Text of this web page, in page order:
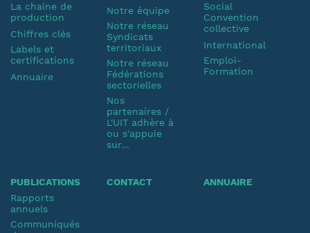
La chaine de
production
Chiffres clés
Labels et
certifications
Annuaire
Notre équipe
Notre réseau
Syndicats
territoriaux
Notre réseau
Fédérations
sectorielles
Nos
partenaires /
L'UIT adhère à
ou s'appuie
sur...
Social
Convention
collective
International
Emploi-
Formation
PUBLICATIONS
Rapports
annuels
Communiqués
CONTACT ANNUAIRE